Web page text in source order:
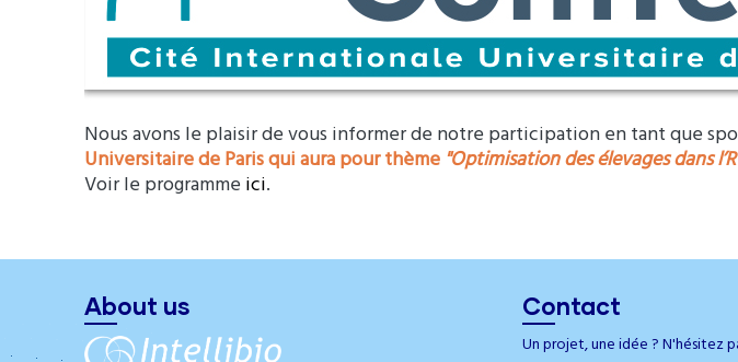
Nous avons le plaisir de vous informer de notre participation en tant que
Universitaire de Paris qui aura pour thème "Optimisation des élevages dans
Voir le programme ici.
About us Contact
Un projet, une idée ? N'hésitez